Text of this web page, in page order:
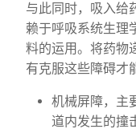
与此同时，吸入给
赖于呼吸系统生理
料的运用。将药物
有克服这些障碍才
机械屏障，主
道内发生的撞